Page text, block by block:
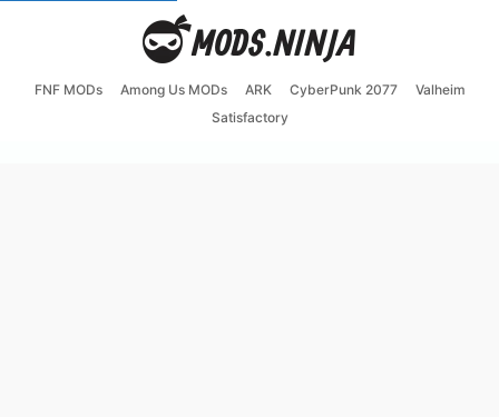
FNF MODs Among Us MODs ARK CyberPunk 2077
Valheim
Satisfactory